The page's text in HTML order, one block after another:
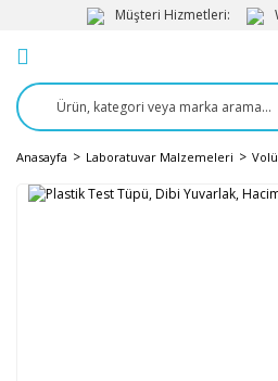
Müşteri Hizmetleri:
Anasayfa Laboratuvar Malzemeleri